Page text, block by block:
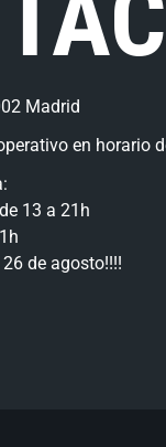
Madrid
en horario
13 a 21h
de agosto!!!!